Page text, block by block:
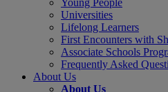
Universities
Lifelong Learners
First Encounters with
Associate Schools
Frequently Asked
About Us
About Us